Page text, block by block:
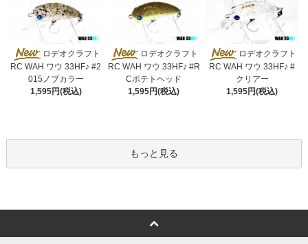
ロデオクラフト
RC WAH ワウ 33HF♪ #2
015ノブカラー
1,595円(税込)
ロデオクラフト
RC WAH ワウ 33HF♪ #R
Cポテトヘッド
1,595円(税込)
ロデオクラフト
RC WAH ワウ 33HF♪ #
クリアー
1,595円(税込)
もっと見る